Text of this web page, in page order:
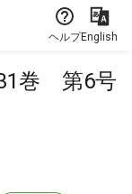
ヘルプEnglish
巻 第6号